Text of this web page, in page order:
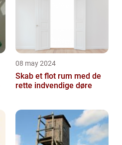
08 may 2024
Skab et flot rum med de
rette indvendige døre